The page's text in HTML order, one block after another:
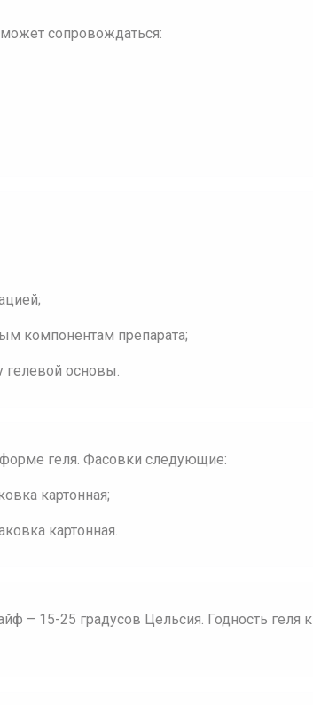
сопровождаться:
компонентам препарата;
гелевой основы.
геля. Фасовки следующие:
картонная;
картонная.
– 15-25 градусов Цельсия. Годность геля к